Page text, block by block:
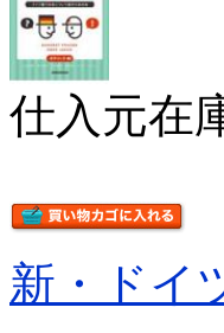
仕入元在
新・ドイ